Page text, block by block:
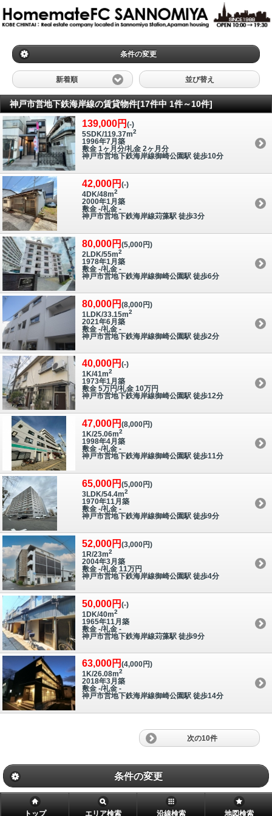
条件の変更
新着順 並び替え
神戸市営地下鉄海岸線の賃貸物件[17件中 1件～10件]
139,000円 (-)
5SDK/119.37m2
1996年7月築
敷金 1ヶ月分/礼金 2ヶ月分
神戸市営地下鉄海岸線御崎公園駅 徒歩10分
42,000円 (-)
4DK/48m2
2000年1月築
敷金 -/礼金 -
神戸市営地下鉄海岸線苅藻駅 徒歩3分
80,000円 (5,000円)
2LDK/55m2
1978年1月築
敷金 -/礼金 -
神戸市営地下鉄海岸線御崎公園駅 徒歩6分
80,000円 (8,000円)
1LDK/33.15m2
2021年6月築
敷金 -/礼金 -
神戸市営地下鉄海岸線御崎公園駅 徒歩2分
40,000円 (-)
1K/41m2
1973年1月築
敷金 5万円/礼金 10万円
神戸市営地下鉄海岸線御崎公園駅 徒歩12分
47,000円 (8,000円)
1K/25.06m2
1998年4月築
敷金 -/礼金 -
神戸市営地下鉄海岸線御崎公園駅 徒歩11分
65,000円 (5,000円)
3LDK/54.4m2
1970年11月築
敷金 -/礼金 -
神戸市営地下鉄海岸線御崎公園駅 徒歩9分
52,000円 (3,000円)
1R/23m2
2004年3月築
敷金 -/礼金 11万円
神戸市営地下鉄海岸線御崎公園駅 徒歩4分
50,000円 (-)
1DK/40m2
1965年11月築
敷金 -/礼金 -
神戸市営地下鉄海岸線苅藻駅 徒歩9分
63,000円 (4,000円)
1K/26.08m2
2018年3月築
敷金 -/礼金 -
神戸市営地下鉄海岸線御崎公園駅 徒歩14分
次の10件
条件の変更
トップ エリア検索 沿線検索 地図検索